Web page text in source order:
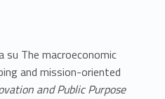
su The macroeconomic
and mission-oriented
and Public Purpose